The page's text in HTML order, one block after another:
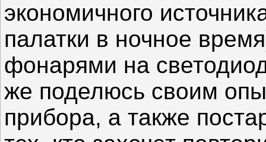
экономичного
палатки в ночное
фонарями на
же поделюсь своим
прибора, а также